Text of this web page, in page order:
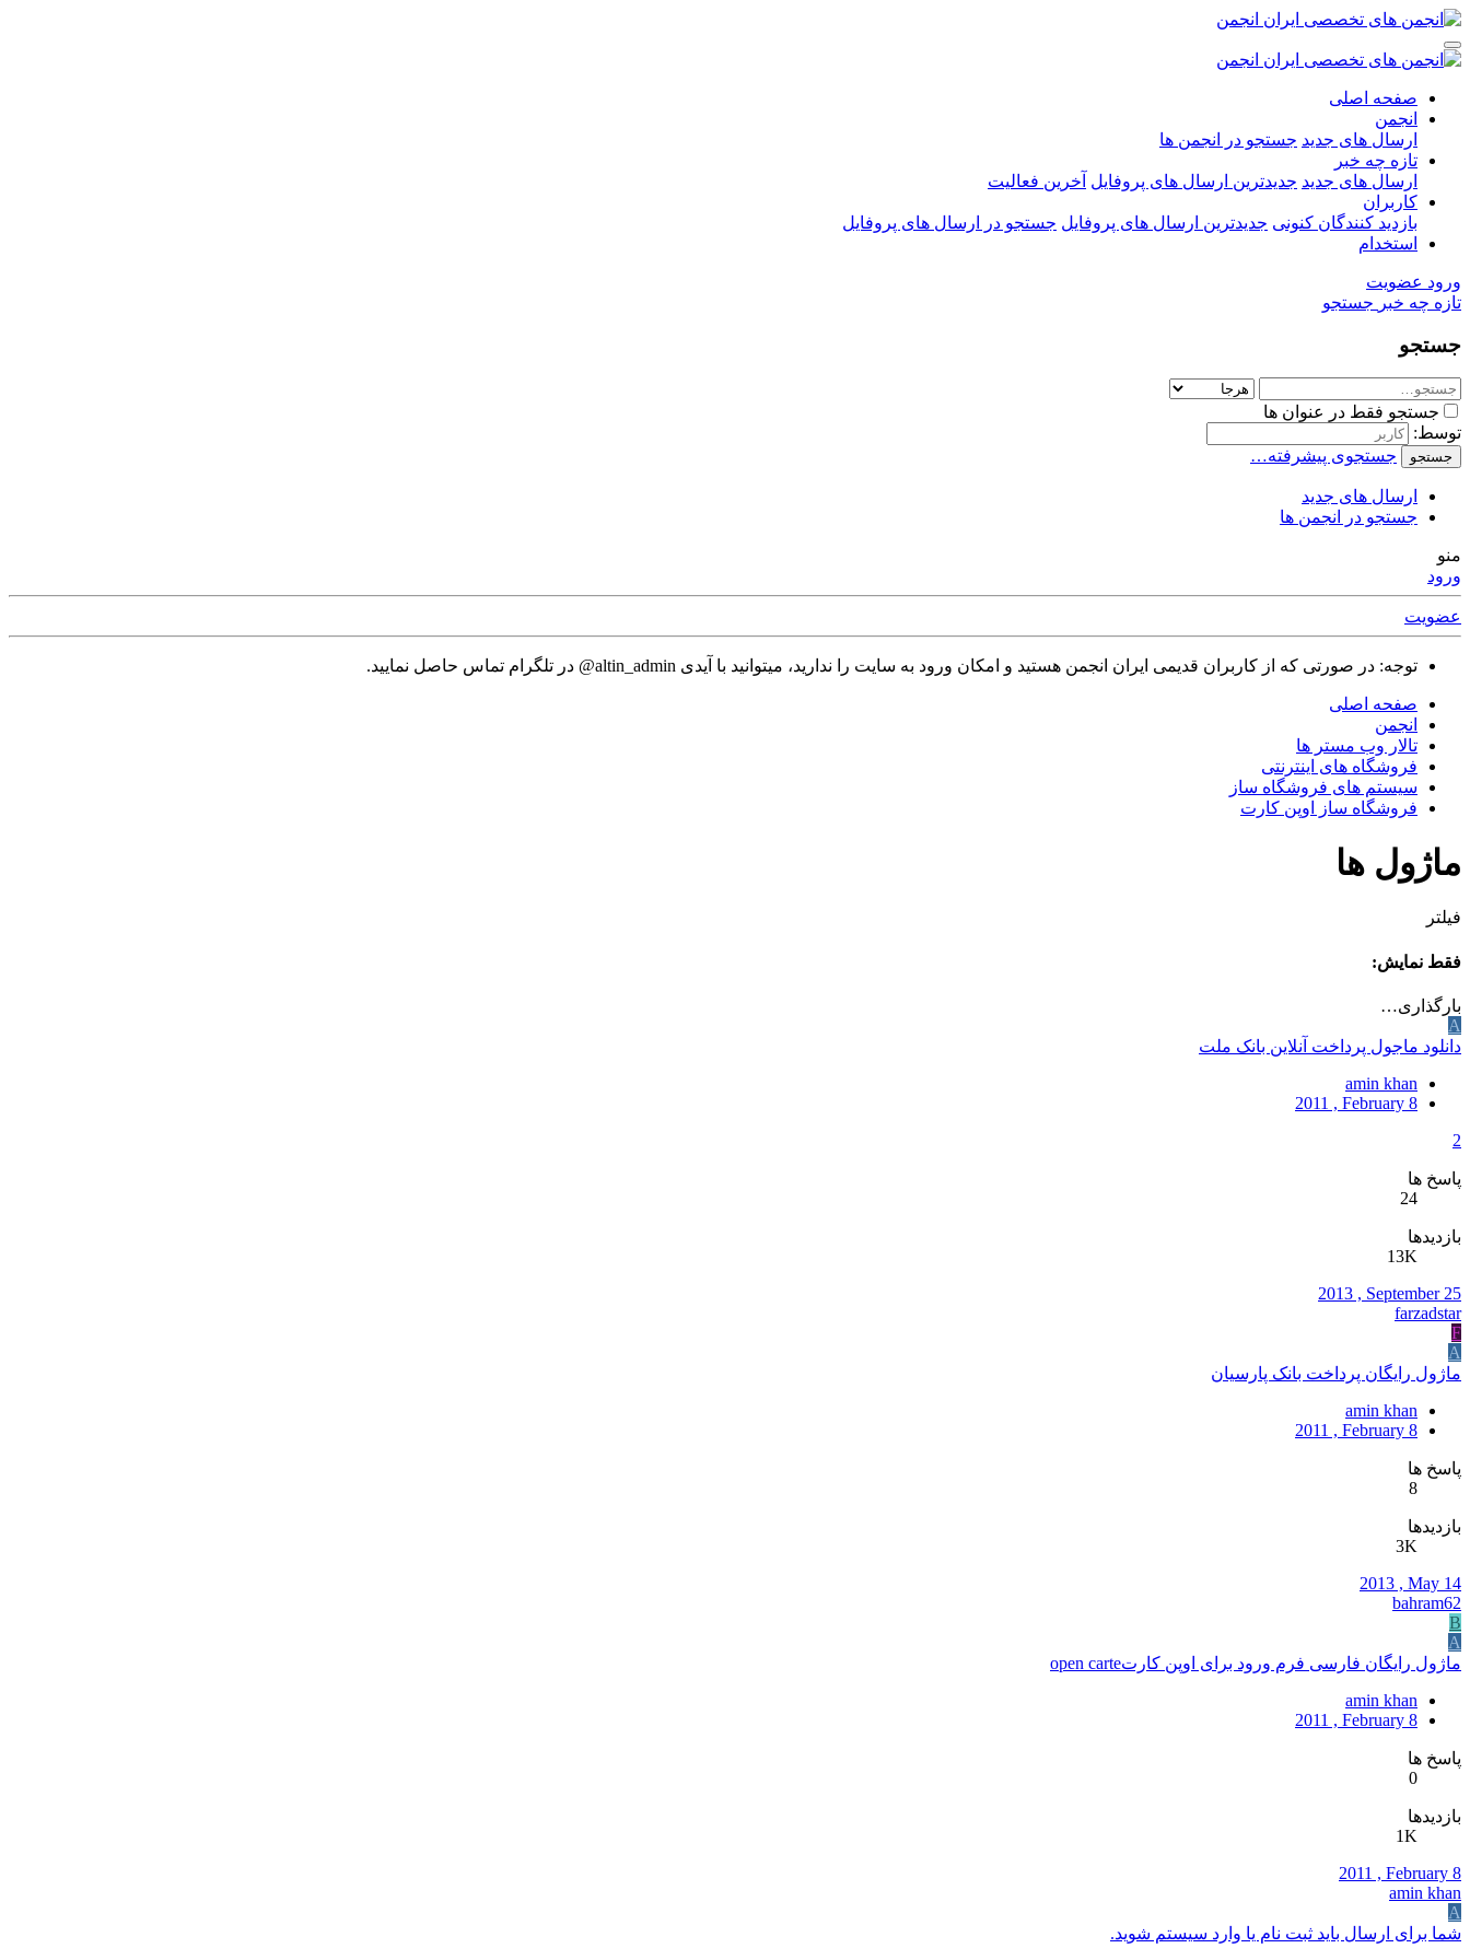
صفحه اصلی
انجمن
ارسال های جدید جستجو در انجمن ها
تازه چه خبر
ارسال های جدید جدیدترین ارسال های پروفایل آخرین فعالیت
کاربران
بازدید کنندگان کنونی جدیدترین ارسال های پروفایل جستجو در ارسال های پروفایل
استخدام
ورود عضویت
تازه چه خبر جستجو
جستجو
جستجو فقط در عنوان ها
توسط:
جستجو جستجوی پیشرفته…
ارسال های جدید
جستجو در انجمن ها
منو
ورود
عضویت
توجه: در صورتی که از کاربران قدیمی ایران انجمن هستید و امکان ورود به سایت را ندارید، میتوانید با آیدی altin_admin@ در تلگرام تماس حاصل نمایید.
صفحه اصلی
انجمن
تالار وب مستر ها
فروشگاه های اینترنتی
سیستم های فروشگاه ساز
فروشگاه ساز اوپن کارت
ماژول ها
فیلتر
فقط نمایش:
بارگذاری…
A
دانلود ماجول پرداخت آنلاین بانک ملت
amin khan
2011 , February 8
2
پاسخ ها
24
بازدیدها
13K
2013 , September 25
farzadstar
F
A
ماژول رایگان پرداخت بانک پارسیان
amin khan
2011 , February 8
پاسخ ها
8
بازدیدها
3K
2013 , May 14
bahram62
B
A
ماژول رایگان فارسی فرم ورود برای اوپن کارتopen carte
amin khan
2011 , February 8
پاسخ ها
0
بازدیدها
1K
2011 , February 8
amin khan
A
شما برای ارسال باید ثبت نام یا وارد سیستم شوید.